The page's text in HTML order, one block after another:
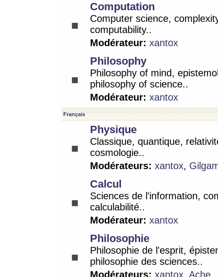
Computation
Computer science,
computability..
Modérateur: xantox
Philosophy
Philosophy of mind,
philosophy of science..
Modérateur: xantox
Français
Physique
Classique, quantique,
cosmologie..
Modérateurs: xantox,
Calcul
Sciences de l'information,
calculabilité..
Modérateur: xantox
Philosophie
Philosophie de l'esprit,
philosophie des sciences..
Modérateurs: xantox, Ache